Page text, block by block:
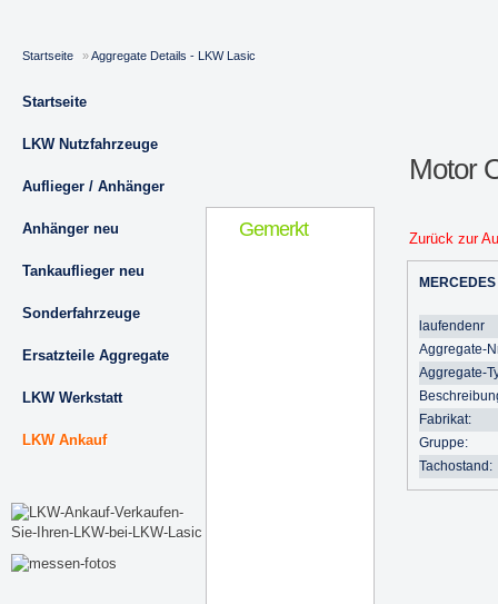
Startseite »Aggregate Details - LKW Lasic
Startseite
LKW Nutzfahrzeuge
Auflieger / Anhänger
Anhänger neu
Tankauflieger neu
Sonderfahrzeuge
Ersatzteile Aggregate
LKW Werkstatt
LKW Ankauf
Motor
Gemerkt Zurück zur
MERCEDES
laufendenr
Aggregate-
Aggregate-
Fabrikat:
Gruppe:
Tachostand: